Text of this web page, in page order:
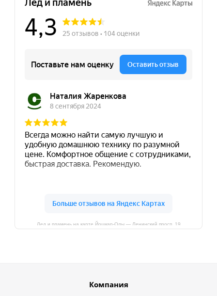
Лед и пламень на карте Йошкар‑Олы — Ленинский просп.,19
Компания